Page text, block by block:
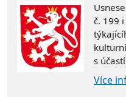
č. 199
s
Více